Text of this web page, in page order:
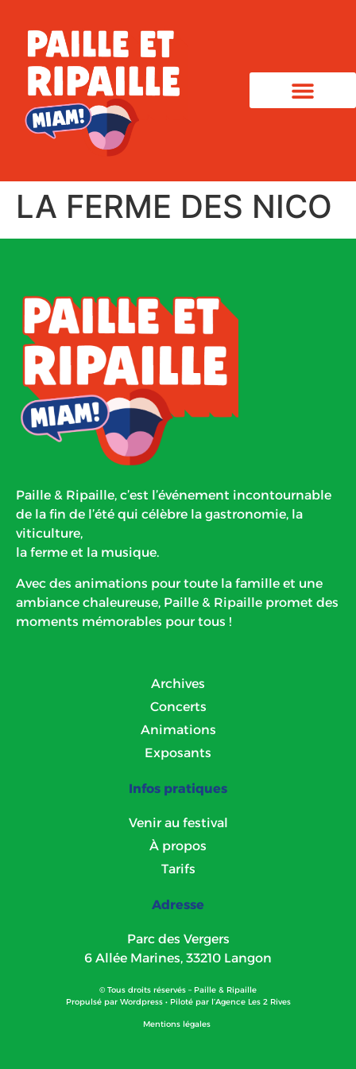
LA FERME DES NICO
Paille & Ripaille, c’est l’événement incontournable
de la fin de l’été qui célèbre la gastronomie, la
viticulture,
la ferme et la musique.
Avec des animations pour toute la famille et une
ambiance chaleureuse, Paille & Ripaille promet des
moments mémorables pour tous !
Archives
Concerts
Animations
Exposants
Infos pratiques
Venir au festival
À propos
Tarifs
Adresse
Parc des Vergers
6 Allée Marines, 33210 Langon
© Tous droits réservés – Paille & Ripaille
Propulsé par Wordpress• Piloté par l’Agence Les 2 Rives
Mentions légales